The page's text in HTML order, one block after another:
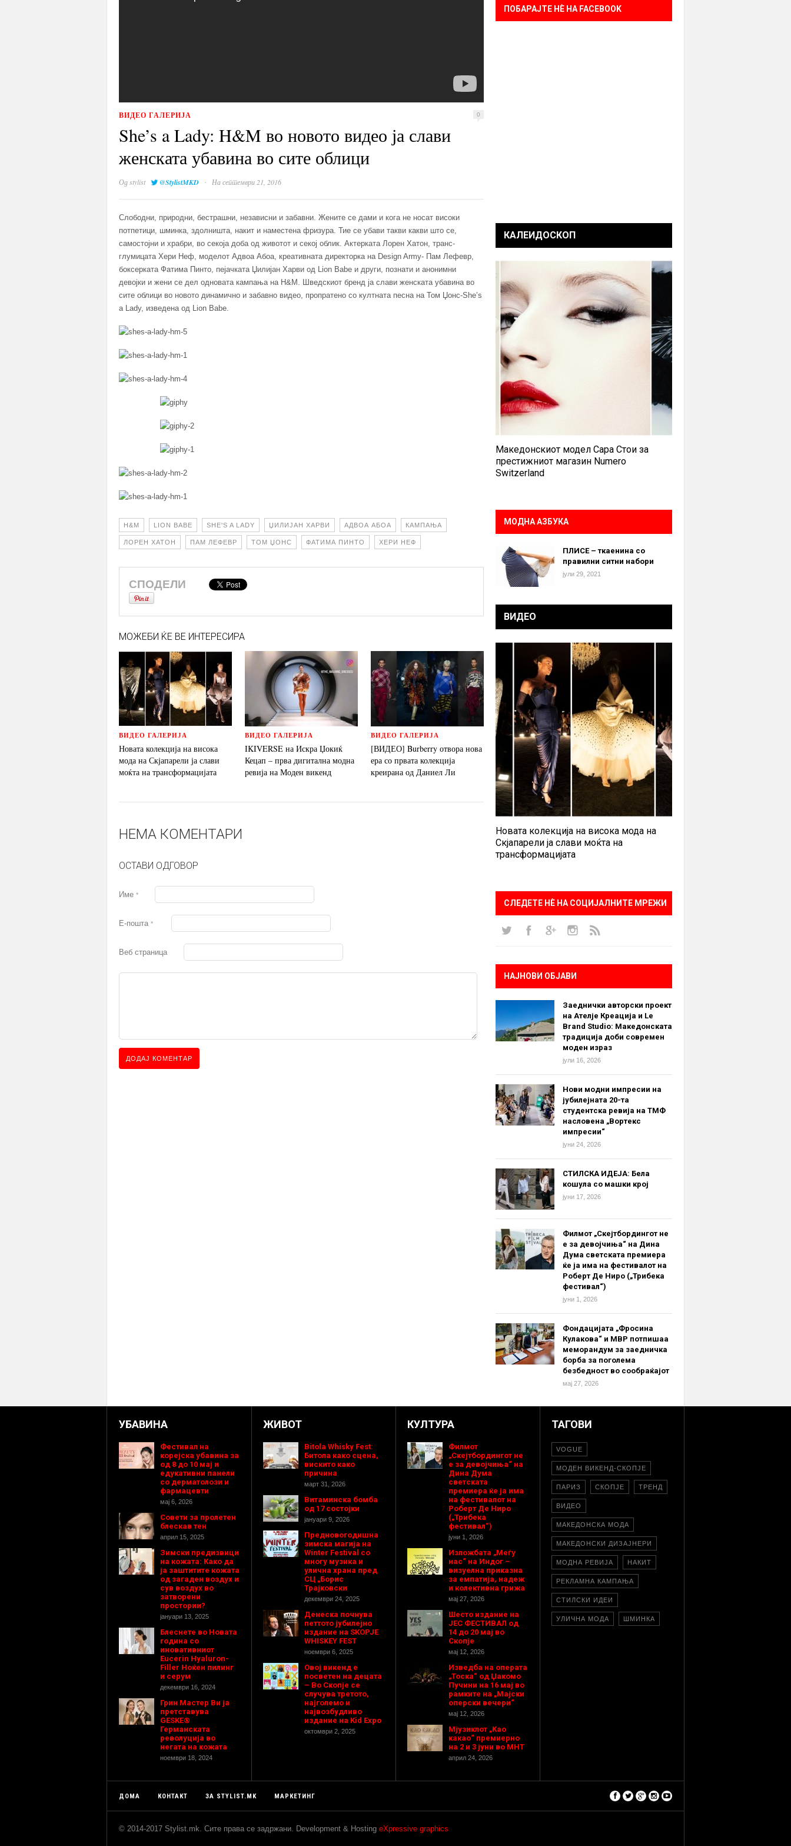
ВИДЕО ГАЛЕРИЈА 0
She’s a Lady: H&M во новото видео ја слави
женската убавина во сите облици
Одstylist @StylistMKD · На септември 21, 2016
Слободни, природни, бестрашни, независни и забавни. Жените се дами и кога не носат високи
потпетици, шминка, здолништа, накит и наместена фризура. Тие се убави такви какви што се,
самостојни и храбри, во секоја доба од животот и секој облик. Актерката Лорен Хатон, транс-
глумицата Хери Неф, моделот Адвоа Абоа, креативната директорка на Design Army- Пам Лефевр,
боксерката Фатима Пинто, пејачката Џилијан Харви од Lion Babe и други, познати и анонимни
девојки и жени се дел одновата кампања на H&M. Шведскиот бренд ја слави женската убавина во
сите облици во новото динамично и забавно видео, пропратено со култната песна на Том Џонс-She’s
a Lady, изведена од Lion Babe.
H&M LION BABE SHE'S A LADY ЏИЛИЈАН ХАРВИ АДВОА АБОА КАМПАЊА
ЛОРЕН ХАТОН ПАМ ЛЕФЕВР ТОМ ЏОНС ФАТИМА ПИНТО ХЕРИ НЕФ
СПОДЕЛИ
МОЖЕБИ ЌЕ ВЕ ИНТЕРЕСИРА
ВИДЕО ГАЛЕРИЈА
Новата колекција на висока
мода на Скјапарели ја слави
моќта на трансформацијата
ВИДЕО ГАЛЕРИЈА
IKIVERSE на Искра Џокиќ
Кецап – прва дигитална модна
ревија на Моден викенд
ВИДЕО ГАЛЕРИЈА
[ВИДЕО] Burberry отвора нова
ера со првата колекција
креирана од Даниел Ли
НЕМА КОМЕНТАРИ
ОСТАВИ ОДГОВОР
Име *
Е-пошта *
Веб страница
ПОБАРАЈТЕ НÈ НА FACEBOOK
КАЛЕИДОСКОП
Македонскиот модел Сара Стои за
престижниот магазин Numero
Switzerland
МОДНА АЗБУКА
ПЛИСЕ – ткаенина со
правилни ситни набори
јули 29, 2021
ВИДЕО
Новата колекција на висока мода на
Скјапарели ја слави моќта на
трансформацијата
СЛЕДЕТЕ НÈ НА СОЦИЈАЛНИТЕ МРЕЖИ
НАЈНОВИ ОБЈАВИ
Заеднички авторски проект
на Ателје Креација и Le
Brand Studio: Македонската
традиција доби современ
моден израз
јули 16, 2026
Нови модни импресии на
јубилејната 20-та
студентска ревија на ТМФ
насловена „Вортекс
импресии“
јуни 24, 2026
СТИЛСКА ИДЕЈА: Бела
кошула со машки крој
јуни 17, 2026
Филмот „Скејтбордингот не
е за девојчиња“ на Дина
Дума светската премиера
ќе ја има на фестивалот на
Роберт Де Ниро („Трибека
фестивал“)
јуни 1, 2026
Фондацијата „Фросина
Кулакова“ и МВР потпишаа
меморандум за заедничка
борба за поголема
безбедност во сообраќајот
мај 27, 2026
УБАВИНА
Фестивал на
корејска убавина за
од 8 до 10 мај и
едукативни панели
со дерматолози и
фармацевти
мај 6, 2026
Совети за пролетен
блескав тен
април 15, 2025
Зимски предизвици
на кожата: Како да
ја заштитите кожата
од загаден воздух и
сув воздух во
затворени
простории?
јануари 13, 2025
Блеснете во Новата
година со
иновативниот
Eucerin Hyaluron-
Filler Ноќен пилинг
и серум
декември 16, 2024
Грин Мастер Ви ја
претставува
GESKE®
Германската
револуција во
негата на кожата
ноември 18, 2024
ЖИВОТ
Bitola Whisky Fest:
Битола како сцена,
вискито како
причина
март 31, 2026
Витаминска бомба
од 17 состојки
јануари 9, 2026
Предновогодишнa
зимска магија на
Winter Festival со
многу музика и
улична храна пред
СЦ „Борис
Трајковски
декември 24, 2025
Денеска почнува
петтото јубилејно
издание на SKOPJE
WHISKEY FEST
ноември 6, 2025
Овој викенд е
посветен на децата
– Во Скопје се
случува третото,
најголемо и
највозбудливо
издание на Kid Expo
октомври 2, 2025
КУЛТУРА
Филмот
„Скејтбордингот не
е за девојчиња“ на
Дина Дума
светската
премиера ќе ја има
на фестивалот на
Роберт Де Ниро
(„Трибека
фестивал“)
јуни 1, 2026
Изложбата „Меѓу
нас“ на Индог –
визуелна приказна
за емпатија, надеж
и колективна грижа
мај 27, 2026
Шесто издание на
ЈЕС ФЕСТИВАЛ од
14 до 20 мај во
Скопје
мај 12, 2026
Изведба на операта
„Тоска“ од Џакомо
Пучини на 16 мај во
рамките на „Мајски
оперски вечери“
мај 12, 2026
Мјузиклот „Као
какао“ премиерно
на 2 и 3 јуни во МНТ
април 24, 2026
ТАГОВИ
VOGUE
МОДЕН ВИКЕНД-СКОПЈЕ
ПАРИЗ СКОПЈЕ ТРЕНД
ВИДЕО
МАКЕДОНСКА МОДА
МАКЕДОНСКИ ДИЗАЈНЕРИ
МОДНА РЕВИЈА НАКИТ
РЕКЛАМНА КАМПАЊА
СТИЛСКИ ИДЕИ
УЛИЧНА МОДА ШМИНКА
ДОМА КОНТАКТ ЗА STYLIST.MK МАРКЕТИНГ
© 2014-2017 Stylist.mk. Сите права се задржани. Development & Hosting eXpressive graphics